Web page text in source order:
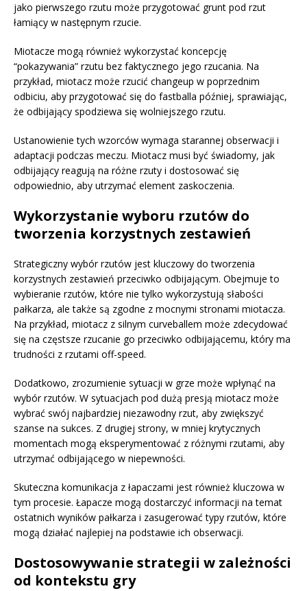
jako pierwszego rzutu może przygotować grunt pod rzut
łamiący w następnym rzucie.
Miotacze mogą również wykorzystać koncepcję
“pokazywania” rzutu bez faktycznego jego rzucania. Na
przykład, miotacz może rzucić changeup w poprzednim
odbiciu, aby przygotować się do fastballa później, sprawiając,
że odbijający spodziewa się wolniejszego rzutu.
Ustanowienie tych wzorców wymaga starannej obserwacji i
adaptacji podczas meczu. Miotacz musi być świadomy, jak
odbijający reagują na różne rzuty i dostosować się
odpowiednio, aby utrzymać element zaskoczenia.
Wykorzystanie wyboru rzutów do
tworzenia korzystnych zestawień
Strategiczny wybór rzutów jest kluczowy do tworzenia
korzystnych zestawień przeciwko odbijającym. Obejmuje to
wybieranie rzutów, które nie tylko wykorzystują słabości
pałkarza, ale także są zgodne z mocnymi stronami miotacza.
Na przykład, miotacz z silnym curveballem może zdecydować
się na częstsze rzucanie go przeciwko odbijającemu, który ma
trudności z rzutami off-speed.
Dodatkowo, zrozumienie sytuacji w grze może wpłynąć na
wybór rzutów. W sytuacjach pod dużą presją miotacz może
wybrać swój najbardziej niezawodny rzut, aby zwiększyć
szanse na sukces. Z drugiej strony, w mniej krytycznych
momentach mogą eksperymentować z różnymi rzutami, aby
utrzymać odbijającego w niepewności.
Skuteczna komunikacja z łapaczami jest również kluczowa w
tym procesie. Łapacze mogą dostarczyć informacji na temat
ostatnich wyników pałkarza i zasugerować typy rzutów, które
mogą działać najlepiej na podstawie ich obserwacji.
Dostosowywanie strategii w zależności
od kontekstu gry